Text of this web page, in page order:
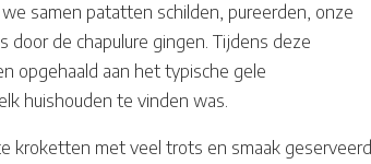
samen patatten schilden, pureerden, onze
door de chapulure gingen. Tijdens deze
opgehaald aan het typische gele
huishouden te vinden was.
kroketten met veel trots en smaak geserveerd